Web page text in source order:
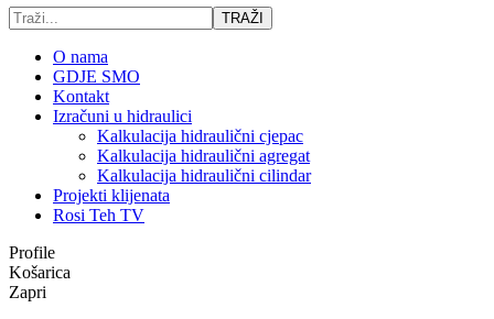
TRAŽI
O nama
GDJE SMO
Kontakt
Izračuni u hidraulici
Kalkulacija hidraulični cjepac
Kalkulacija hidraulični agregat
Kalkulacija hidraulični cilindar
Projekti klijenata
Rosi Teh TV
Profile
Košarica
Zapri